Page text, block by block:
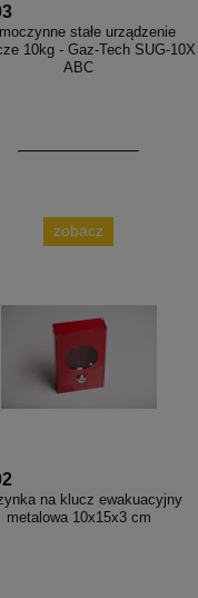
stałe urządzenie
10kg - Gaz-Tech SUG-10X
ABC
zobacz
na klucz ewakuacyjny
metalowa 10x15x3 cm